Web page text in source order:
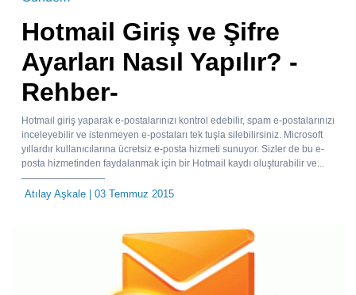
Hotmail Giriş ve Şifre
Ayarları Nasıl Yapılır? -
Rehber-
Hotmail giriş yaparak e-postalarınızı kontrol edebilir, spam e-postalarınızı
inceleyebilir ve istenmeyen e-postaları tek tuşla silebilirsiniz. Microsoft
yıllardır kullanıcılarına ücretsiz e-posta hizmeti sunuyor. Sizler de bu e-
posta hizmetinden faydalanmak için bir Hotmail kaydı oluşturabilir ve...
Atılay Aşkale | 03 Temmuz 2015